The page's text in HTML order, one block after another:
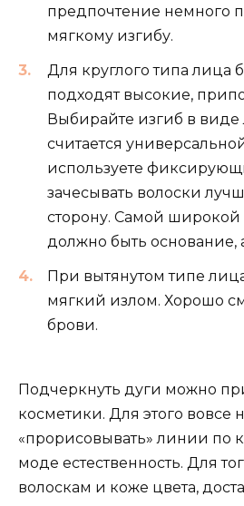
предпочтение немного
мягкому изгибу.
Для круглого типа лица
подходят высокие,
Выбирайте изгиб в виде
считается
используете
зачесывать волоски
сторону. Самой широкой
должно быть основание,
При вытянутом типе
мягкий излом. Хорошо
брови.
Подчеркнуть дуги можно
косметики. Для этого вовсе
«прорисовывать» линии по
моде естественность. Для
волоскам и коже цвета,